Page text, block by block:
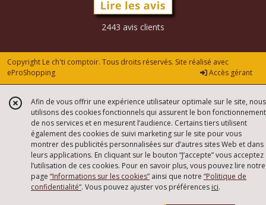
2443 avis clients
Copyright Le ch'ti comptoir. Tous droits réservés. Site réalisé avec
eProShopping
Accès gérant
Afin de vous offrir une expérience utilisateur optimale sur le site, nous
utilisons des cookies fonctionnels qui assurent le bon fonctionnement
de nos services et en mesurent l’audience. Certains tiers utilisent
également des cookies de suivi marketing sur le site pour vous
montrer des publicités personnalisées sur d’autres sites Web et dans
leurs applications. En cliquant sur le bouton “J’accepte” vous acceptez
l’utilisation de ces cookies. Pour en savoir plus, vous pouvez lire notre
page “Informations sur les cookies” ainsi que notre “Politique de
confidentialité“. Vous pouvez ajuster vos préférences ici.